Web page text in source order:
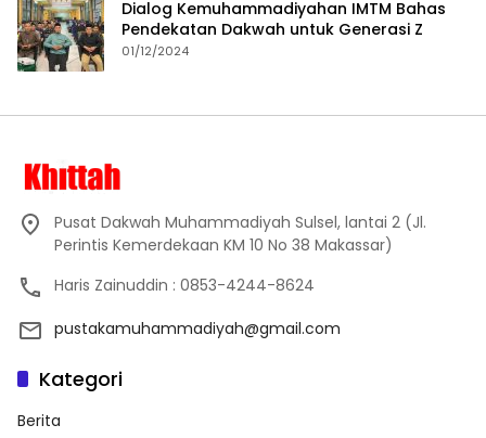
Dialog Kemuhammadiyahan IMTM Bahas
Pendekatan Dakwah untuk Generasi Z
01/12/2024
Pusat Dakwah Muhammadiyah Sulsel, lantai 2 (Jl.
Perintis Kemerdekaan KM 10 No 38 Makassar)
Haris Zainuddin : 0853-4244-8624
pustakamuhammadiyah@gmail.com
Kategori
Berita